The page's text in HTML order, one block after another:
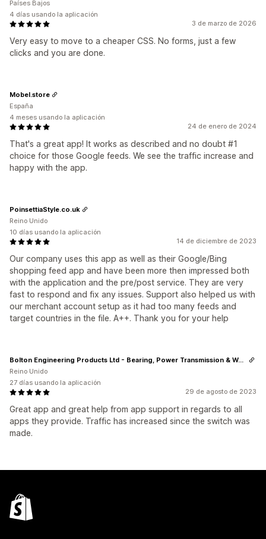
3 de marzo de 2026
Very easy to move to a cheaper CSS. No forms, just a few
clicks and you are done.
Países Bajos
4 días usando la aplicación
24 de enero de 2024
That's a great app! It works as described and no doubt #1
choice for those Google feeds. We see the traffic increase and
happy with the app.
Mobel.store
España
4 meses usando la aplicación
14 de diciembre de 2023
Our company uses this app as well as their Google/Bing
shopping feed app and have been more then impressed both
with the application and the pre/post service. They are very
fast to respond and fix any issues. Support also helped us with
our merchant account setup as it had too many feeds and
target countries in the file. A++. Thank you for your help
PoinsettiaStyle.co.uk
Reino Unido
10 días usando la aplicación
29 de agosto de 2023
Great app and great help from app support in regards to all
apps they provide. Traffic has increased since the switch was
made.
Bolton Engineering Products Ltd - Bearing, Power Transmission & Workwear Supplier
Reino Unido
27 días usando la aplicación